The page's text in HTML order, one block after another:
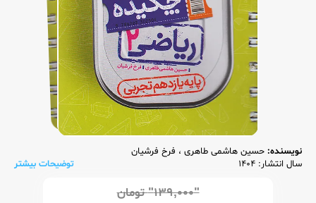
نویسنده: حسین هاشمی طاهری ، فرخ فرشیان
سال انتشار: 1404
توضیحات بیشتر
"۱۳۹,۰۰۰" تومان